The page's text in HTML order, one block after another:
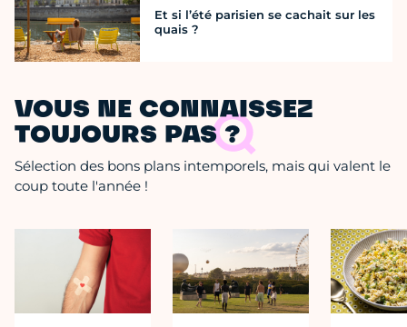
Et si l’été parisien se cachait sur les
quais ?
VOUS NE CONNAISSEZ
TOUJOURS PAS ?
Sélection des bons plans intemporels, mais qui valent le
coup toute l'année !